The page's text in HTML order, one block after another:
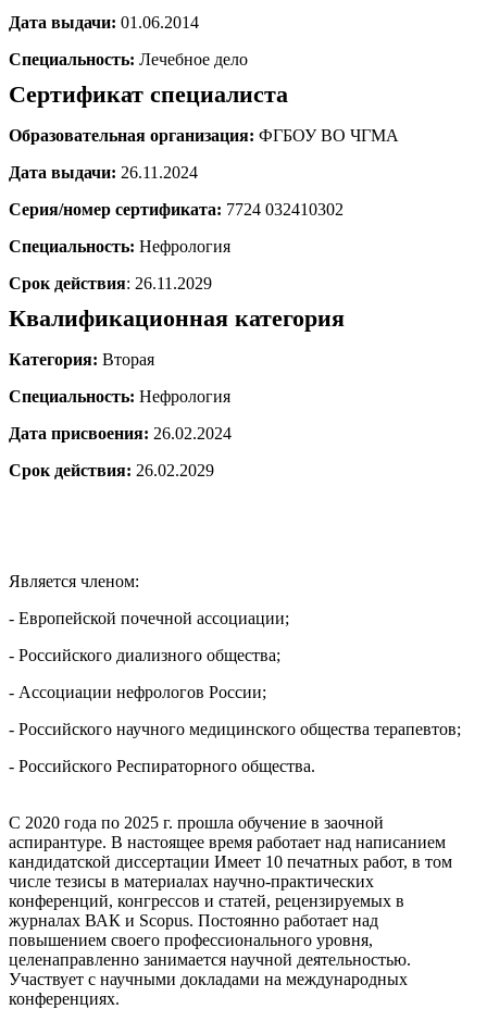
Дата выдачи: 01.06.2014
Специальность: Лечебное дело
Сертификат специалиста
Образовательная организация: ФГБОУ ВО ЧГМА
Дата выдачи: 26.11.2024
Серия/номер сертификата: 7724 032410302
Специальность: Нефрология
Срок действия: 26.11.2029
Квалификационная категория
Категория: Вторая
Специальность: Нефрология
Дата присвоения: 26.02.2024
Срок действия: 26.02.2029
Является членом:
- Европейской почечной ассоциации;
- Российского диализного общества;
- Ассоциации нефрологов России;
- Российского научного медицинского общества терапевтов;
- Российского Респираторного общества.
С 2020 года по 2025 г. прошла обучение в заочной
аспирантуре. В настоящее время работает над написанием
кандидатской диссертации Имеет 10 печатных работ, в том
числе тезисы в материалах научно-практических
конференций, конгрессов и статей, рецензируемых в
журналах ВАК и Scopus. Постоянно работает над
повышением своего профессионального уровня,
целенаправленно занимается научной деятельностью.
Участвует с научными докладами на международных
конференциях.